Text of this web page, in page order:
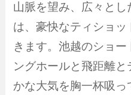
山脈を望み、広々と
は、豪快なティショ
きます。池越のショ
ングホールと飛距離
かな大気を胸一杯吸っ